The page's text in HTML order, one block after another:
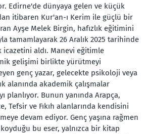
Edirne'de dünyaya gelen ve küçük
itibaren Kur'an-ı Kerim ile güçlü bir
Ayşe Melek Birgin, hafızlık eğitimini
tamamlayarak 26 Aralık 2025 tarihinde
icazetini aldı. Manevi eğitimle
gelişimi birlikte yürütmeyi
genç yazar, gelecekte psikoloji veya
alanında akademik çalışmalar
planlıyor. Bunun yanında Arapça,
Tefsir ve Fıkıh alanlarında kendisini
devam ediyor. Genç yaşına rağmen
bu eser, yalnızca bir kitap